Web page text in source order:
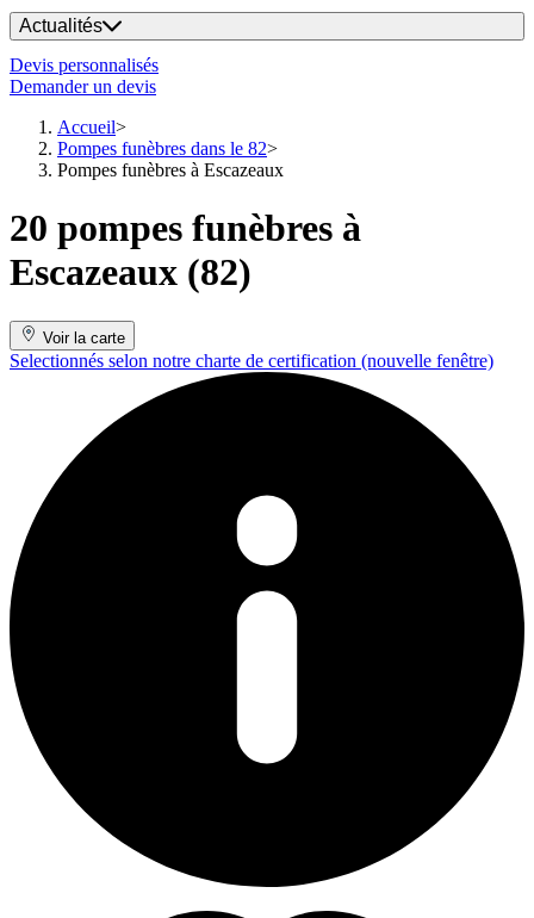
Actualités
Devis personnalisés
Demander un devis
Accueil
Pompes funèbres dans le 82
Pompes funèbres à Escazeaux
20 pompes funèbres à
Escazeaux (82)
Voir la carte
Selectionnés selon notre charte de certification (nouvelle fenêtre)